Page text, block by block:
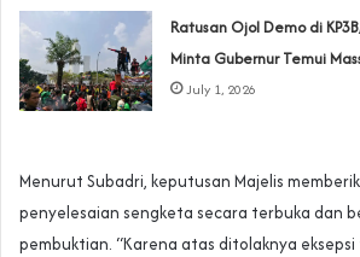
‎Ratusan Ojol Demo di
Minta Gubernur Temui
July 1, 2026
Menurut Subadri, keputusan Majelis
penyelesaian sengketa secara terbuka dan
pembuktian. “Karena atas ditolaknya